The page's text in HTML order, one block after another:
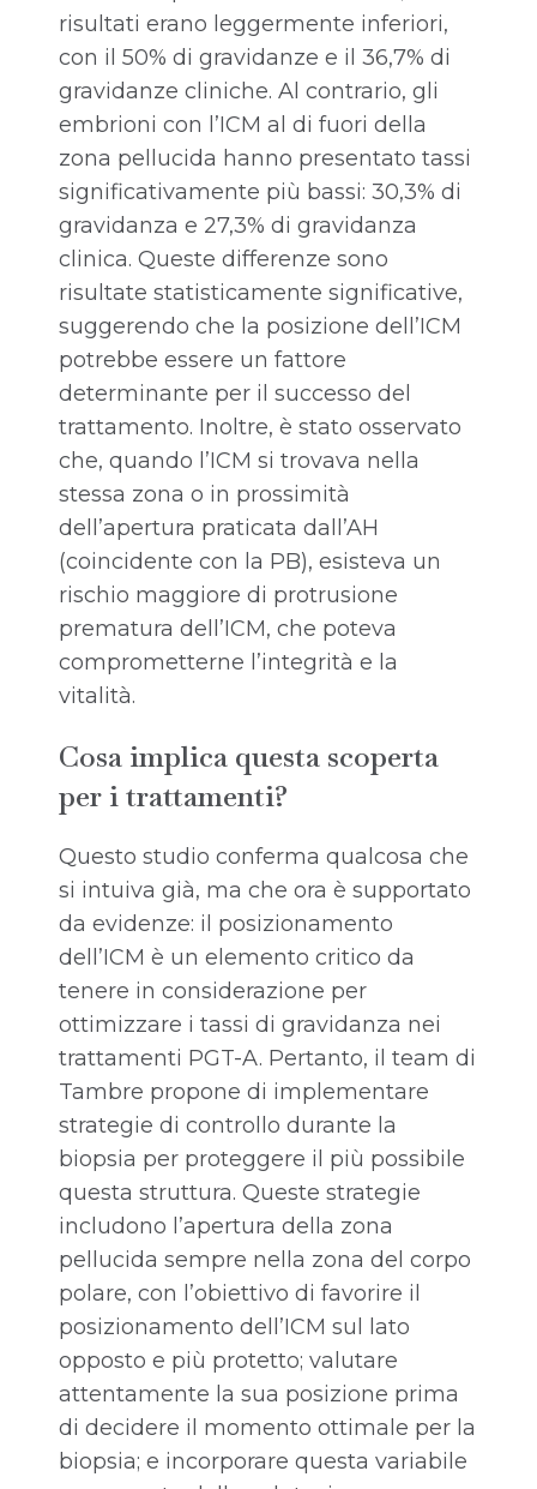
risultati erano leggermente inferiori,
con il 50% di gravidanze e il 36,7% di
gravidanze cliniche. Al contrario, gli
embrioni con l’ICM al di fuori della
zona pellucida hanno presentato tassi
significativamente più bassi: 30,3% di
gravidanza e 27,3% di gravidanza
clinica. Queste differenze sono
risultate statisticamente significative,
suggerendo che la posizione dell’ICM
potrebbe essere un fattore
determinante per il successo del
trattamento. Inoltre, è stato osservato
che, quando l’ICM si trovava nella
stessa zona o in prossimità
dell’apertura praticata dall’AH
(coincidente con la PB), esisteva un
rischio maggiore di protrusione
prematura dell’ICM, che poteva
comprometterne l’integrità e la
vitalità.
Cosa implica questa scoperta
per i trattamenti?
Questo studio conferma qualcosa che
si intuiva già, ma che ora è supportato
da evidenze: il posizionamento
dell’ICM è un elemento critico da
tenere in considerazione per
ottimizzare i tassi di gravidanza nei
trattamenti PGT-A. Pertanto, il team di
Tambre propone di implementare
strategie di controllo durante la
biopsia per proteggere il più possibile
questa struttura. Queste strategie
includono l’apertura della zona
pellucida sempre nella zona del corpo
polare, con l’obiettivo di favorire il
posizionamento dell’ICM sul lato
opposto e più protetto; valutare
attentamente la sua posizione prima
di decidere il momento ottimale per la
biopsia; e incorporare questa variabile